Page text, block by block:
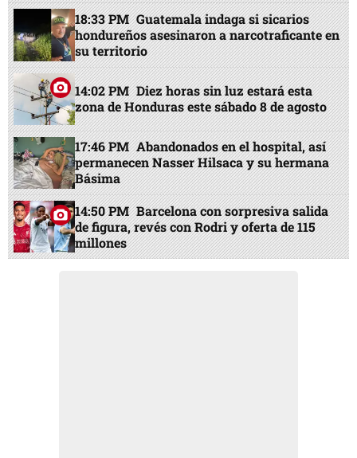
18:33 PM Guatemala indaga si sicarios
hondureños asesinaron a narcotraficante en
su territorio
14:02 PM Diez horas sin luz estará esta
zona de Honduras este sábado 8 de agosto
17:46 PM Abandonados en el hospital, así
permanecen Nasser Hilsaca y su hermana
Básima
14:50 PM Barcelona con sorpresiva salida
de figura, revés con Rodri y oferta de 115
millones